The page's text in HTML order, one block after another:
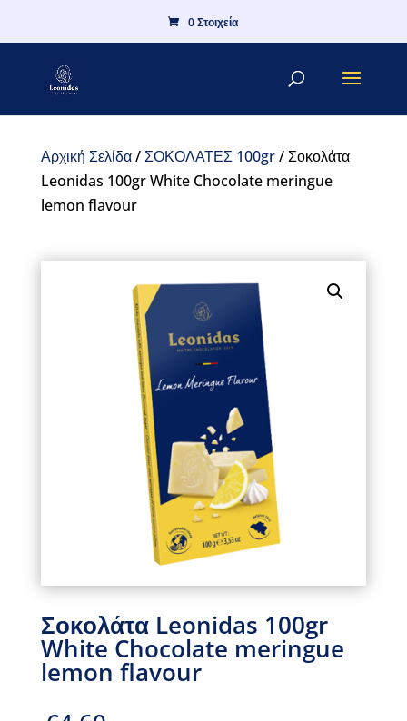
0 Στοιχεία
Αρχική Σελίδα/ΣΟΚΟΛΑΤΕΣ 100gr/ Σοκολάτα
Leonidas 100gr White Chocolate meringue
lemon flavour
Σοκολάτα Leonidas 100gr
White Chocolate meringue
lemon flavour